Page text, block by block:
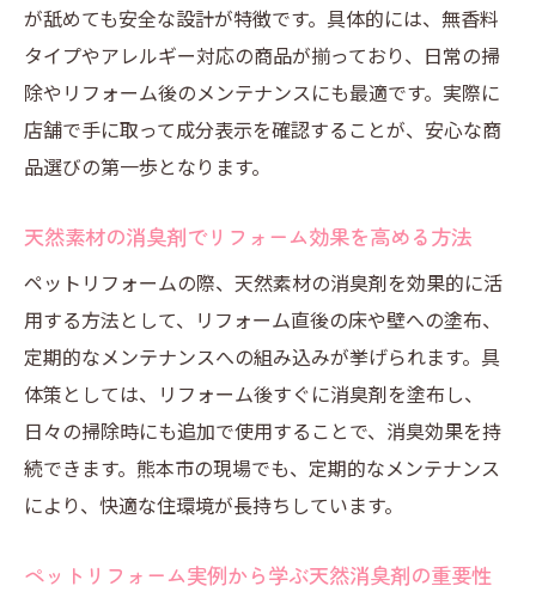
が舐めても安全な設計が特徴です。具体的には、無香料
タイプやアレルギー対応の商品が揃っており、日常の掃
除やリフォーム後のメンテナンスにも最適です。実際に
店舗で手に取って成分表示を確認することが、安心な商
品選びの第一歩となります。
天然素材の消臭剤でリフォーム効果を高める方法
ペットリフォームの際、天然素材の消臭剤を効果的に活
用する方法として、リフォーム直後の床や壁への塗布、
定期的なメンテナンスへの組み込みが挙げられます。具
体策としては、リフォーム後すぐに消臭剤を塗布し、
日々の掃除時にも追加で使用することで、消臭効果を持
続できます。熊本市の現場でも、定期的なメンテナンス
により、快適な住環境が長持ちしています。
ペットリフォーム実例から学ぶ天然消臭剤の重要性